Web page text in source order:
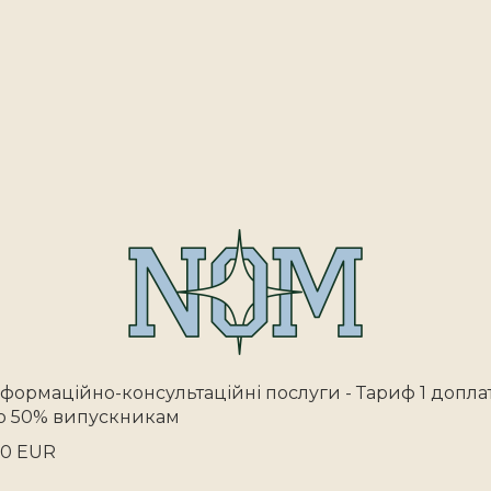
консультаційні послуги - Тариф 1
50% випускникам
EUR